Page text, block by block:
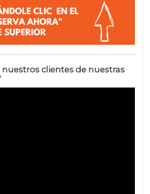
nuestros clientes de nuestras